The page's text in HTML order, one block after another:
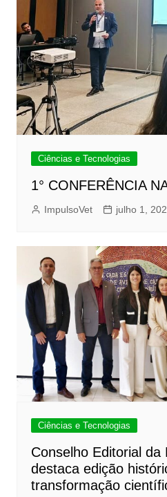
Ciências e Tecnologias
1° CONFERÊNCIA
ImpulsoVet julho 1,
Ciências e Tecnologias
Conselho Editorial da
destaca edição
transformação